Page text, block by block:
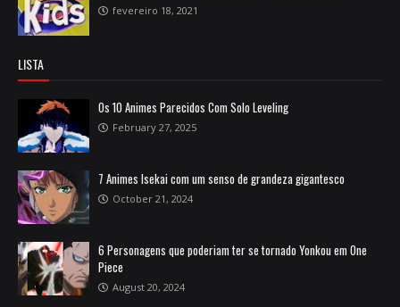
fevereiro 18, 2021
LISTA
Os 10 Animes Parecidos Com Solo Leveling
February 27, 2025
7 Animes Isekai com um senso de grandeza gigantesco
October 21, 2024
6 Personagens que poderiam ter se tornado Yonkou em One
Piece
August 20, 2024